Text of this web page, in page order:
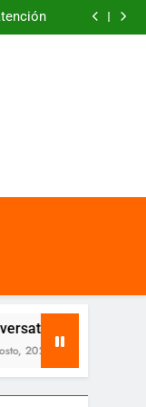
en
en
reúne a más de